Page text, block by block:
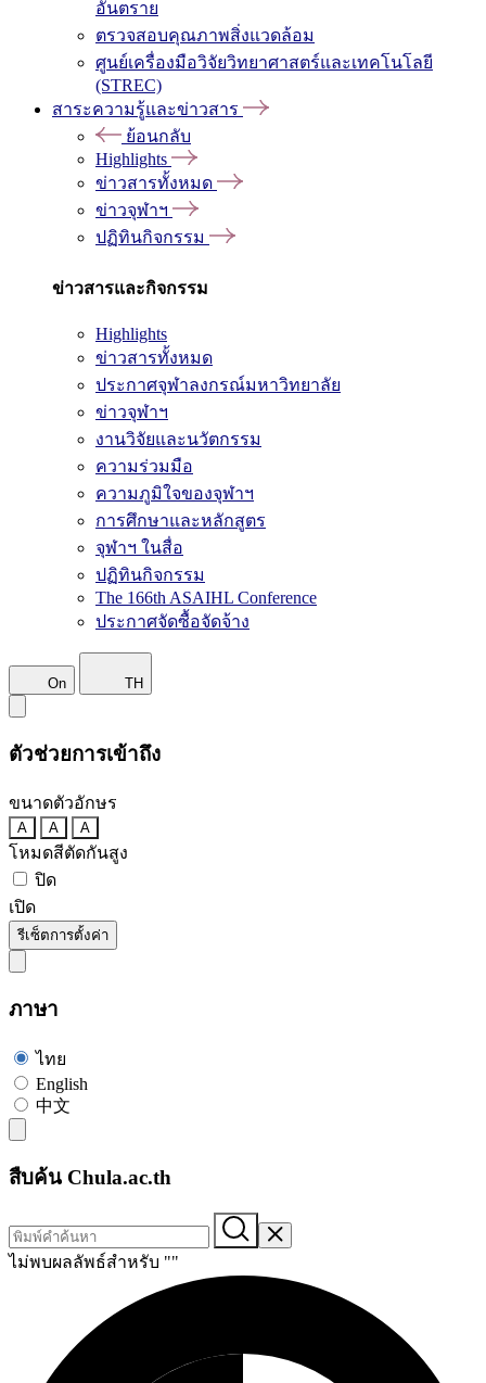
อันตราย
ตรวจสอบคุณภาพสิ่งแวดล้อม
ศูนย์เครื่องมือวิจัยวิทยาศาสตร์และเทคโนโลยี
(STREC)
สาระความรู้และข่าวสาร
ย้อนกลับ
Highlights
ข่าวสารทั้งหมด
ข่าวจุฬาฯ
ปฏิทินกิจกรรม
ข่าวสารและกิจกรรม
Highlights
ข่าวสารทั้งหมด
ประกาศจุฬาลงกรณ์มหาวิทยาลัย
ข่าวจุฬาฯ
งานวิจัยและนวัตกรรม
ความร่วมมือ
ความภูมิใจของจุฬาฯ
การศึกษาและหลักสูตร
จุฬาฯ ในสื่อ
ปฏิทินกิจกรรม
The 166th ASAIHL Conference
ประกาศจัดซื้อจัดจ้าง
On TH
ตัวช่วยการเข้าถึง
ขนาดตัวอักษร
A A A
โหมดสีตัดกันสูง
ปิด
เปิด
รีเซ็ตการตั้งค่า
ภาษา
ไทย
English
中文
สืบค้น Chula.ac.th
ไม่พบผลลัพธ์สำหรับ ""